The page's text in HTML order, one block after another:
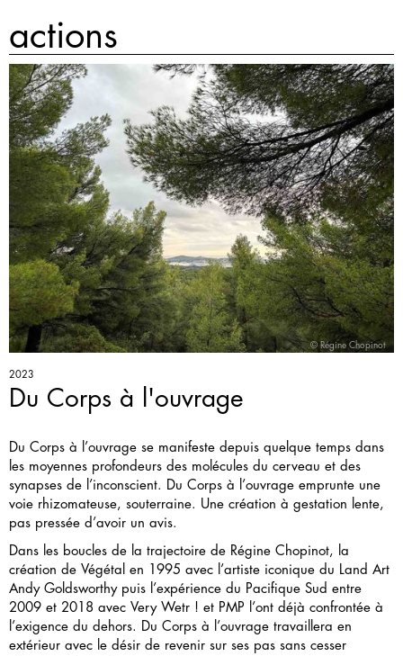
actions
© Régine Chopinot
2023
Du Corps à l'ouvrage
Du Corps à l’ouvrage se manifeste depuis quelque temps dans
les moyennes profondeurs des molécules du cerveau et des
synapses de l’inconscient. Du Corps à l’ouvrage emprunte une
voie rhizomateuse, souterraine. Une création à gestation lente,
pas pressée d’avoir un avis.
Dans les boucles de la trajectoire de Régine Chopinot, la
création de Végétal en 1995 avec l’artiste iconique du Land Art
Andy Goldsworthy puis l’expérience du Pacifique Sud entre
2009 et 2018 avec Very Wetr ! et PMP l’ont déjà confrontée à
l’exigence du dehors. Du Corps à l’ouvrage travaillera en
extérieur avec le désir de revenir sur ses pas sans cesser